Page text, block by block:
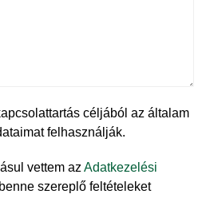
céljából az általam
felhasználják.
vettem az Adatkezelési
szereplő feltételeket